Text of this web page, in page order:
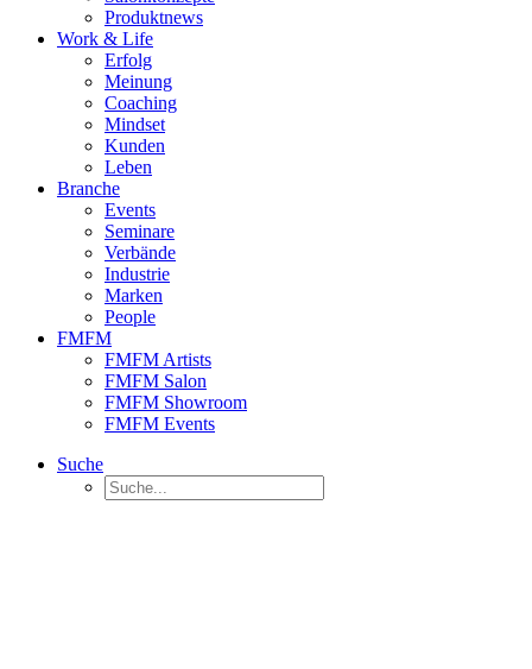
Produktnews
Work & Life
Erfolg
Meinung
Coaching
Mindset
Kunden
Leben
Branche
Events
Seminare
Verbände
Industrie
Marken
People
FMFM
FMFM Artists
FMFM Salon
FMFM Showroom
FMFM Events
Suche